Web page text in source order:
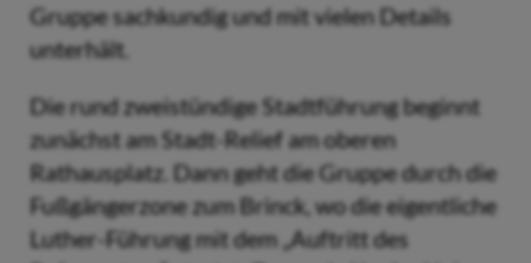
Gruppe sachkundig und mit vielen Details
unterhält.
Die rund zweistündige Stadtführung beginnt
zunächst am Stadt-Relief am oberen
Rathausplatz. Dann geht die Gruppe durch die
Fußgängerzone zum Brinck, wo die eigentliche
Luther-Führung mit dem „Auftritt des